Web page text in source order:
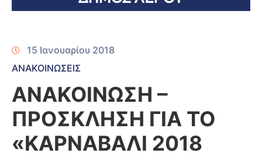
15 Ιανουαρίου 2018
ΑΝΑΚΟΙΝΩΣΕΙΣ
ΑΝΑΚΟΙΝΩΣΗ –
ΠΡΟΣΚΛΗΣΗ ΓΙΑ ΤΟ
«ΚΑΡΝΑΒΑΛΙ 2018